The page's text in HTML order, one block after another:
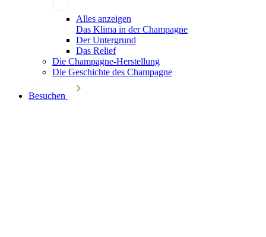
Alles anzeigen
Das Klima in der Champagne
Der Untergrund
Das Relief
Die Champagne-Herstellung
Die Geschichte des Champagne
Besuchen